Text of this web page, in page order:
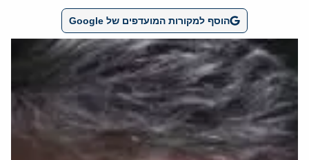
הוסף למקורות המועדפים של Google